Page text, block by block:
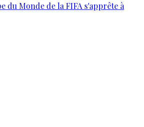
du Monde de la FIFA s'apprête à